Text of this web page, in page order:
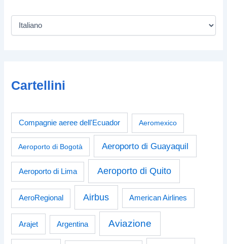
Cartellini
Compagnie aeree dell'Ecuador Aeromexico
Aeroporto di Bogotà Aeroporto di Guayaquil
Aeroporto di Lima Aeroporto di Quito
AeroRegional Airbus American Airlines
Arajet Argentina Aviazione